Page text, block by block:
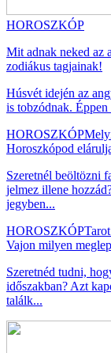
HOROSZKÓP
Mit adnak neked az
zodiákus tagjainak!
Húsvét idején az
is tobzódnak. Éppen
HOROSZKÓP
Horoszkópod
Szeretnél beöltözni
jelmez illene
jegyben...
HOROSZKÓP
Vajon milyen
Szeretnéd tudni,
időszakban? Azt
találk...